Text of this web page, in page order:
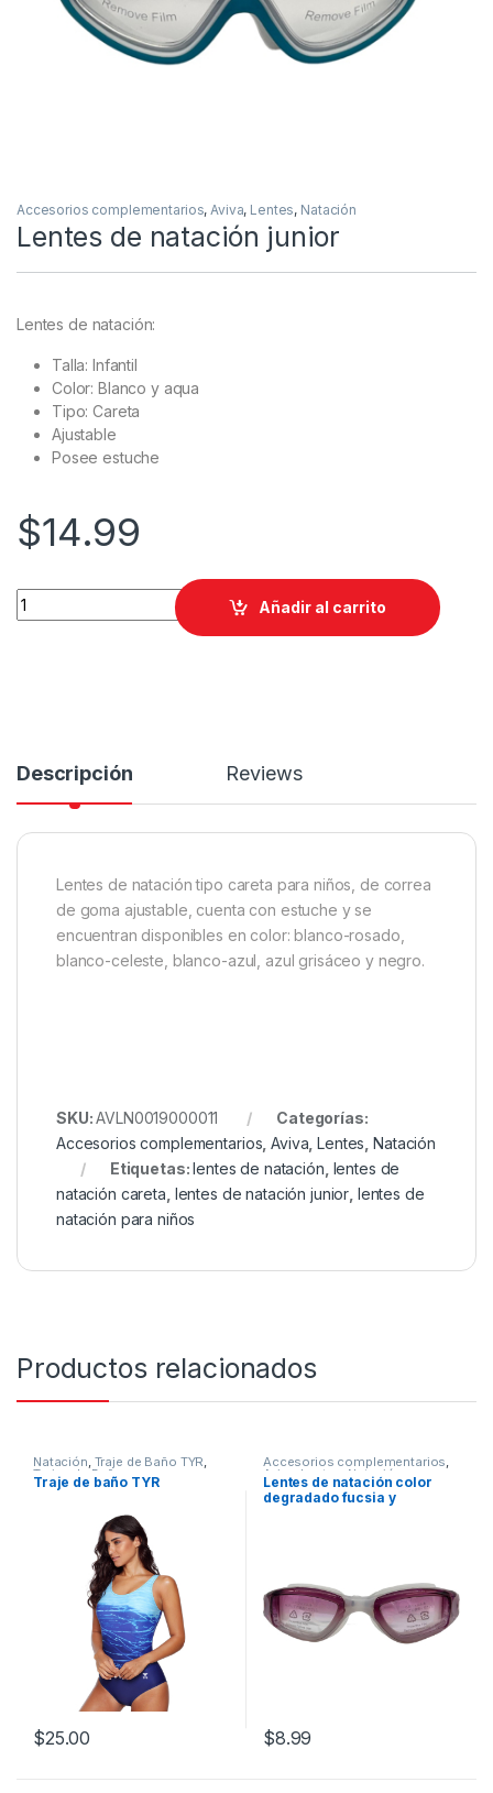
Accesorios complementarios, Aviva, Lentes, Natación
Lentes de natación junior
Lentes de natación:
Talla: Infantil
Color: Blanco y aqua
Tipo: Careta
Ajustable
Posee estuche
$14.99
Lentes de natación junior quantity
Añadir al carrito
Descripción Reviews
Lentes de natación tipo careta para niños, de correa
de goma ajustable, cuenta con estuche y se
encuentran disponibles en color: blanco-rosado,
blanco-celeste, blanco-azul, azul grisáceo y negro.
SKU:AVLN0019000011
Categorías:
Accesorios complementarios ,Aviva ,Lentes ,Natación
Etiquetas:lentes de natación lentes de
natación careta lentes de natación junior lentes de
natación para niños
Productos relacionados
Natación, Traje de Baño TYR,
Trajes de Baño
Traje de baño TYR
$25.00
Accesorios complementarios,
Aviva Lentes Natación
Lentes de natación color
degradado fucsia y
$8.99